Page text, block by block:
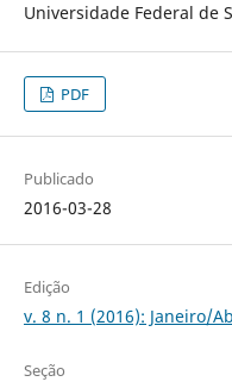
Universidade Federal de
PDF
Publicado
2016-03-28
Edição
v. 8 n. 1 (2016): Janeiro/
Seção